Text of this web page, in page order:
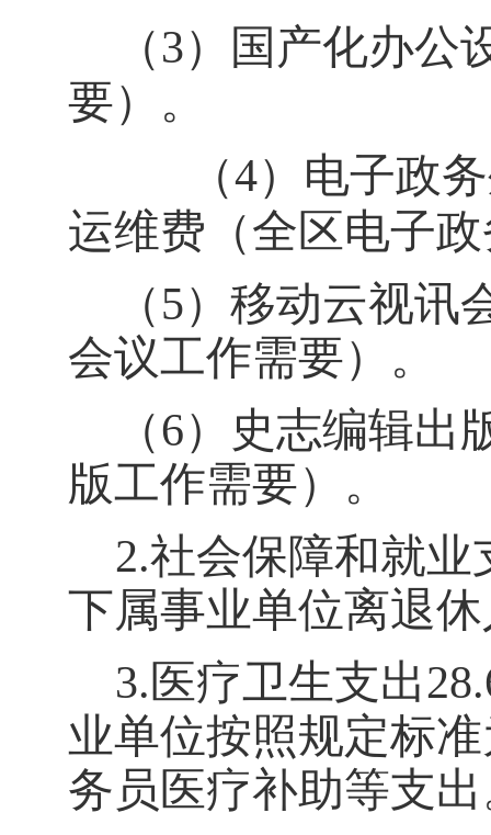
（3）
国产化办公
要）。
（4） 电子政
运维费（全区电子
（5） 移动云视讯
会议工作需要）。
（6）
史志编辑出
版工作需要）。
2.社会保障和就业
下属事业单位离退
3.医疗卫生支出
业单位按照规定标
务员医疗补助等支